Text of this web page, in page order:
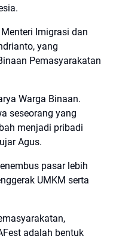
Menteri Imigrasi dan
, yang
Pemasyarakatan
Warga Binaan.
seseorang yang
menjadi pribadi
Agus.
pasar lebih
UMKM serta
adalah bentuk